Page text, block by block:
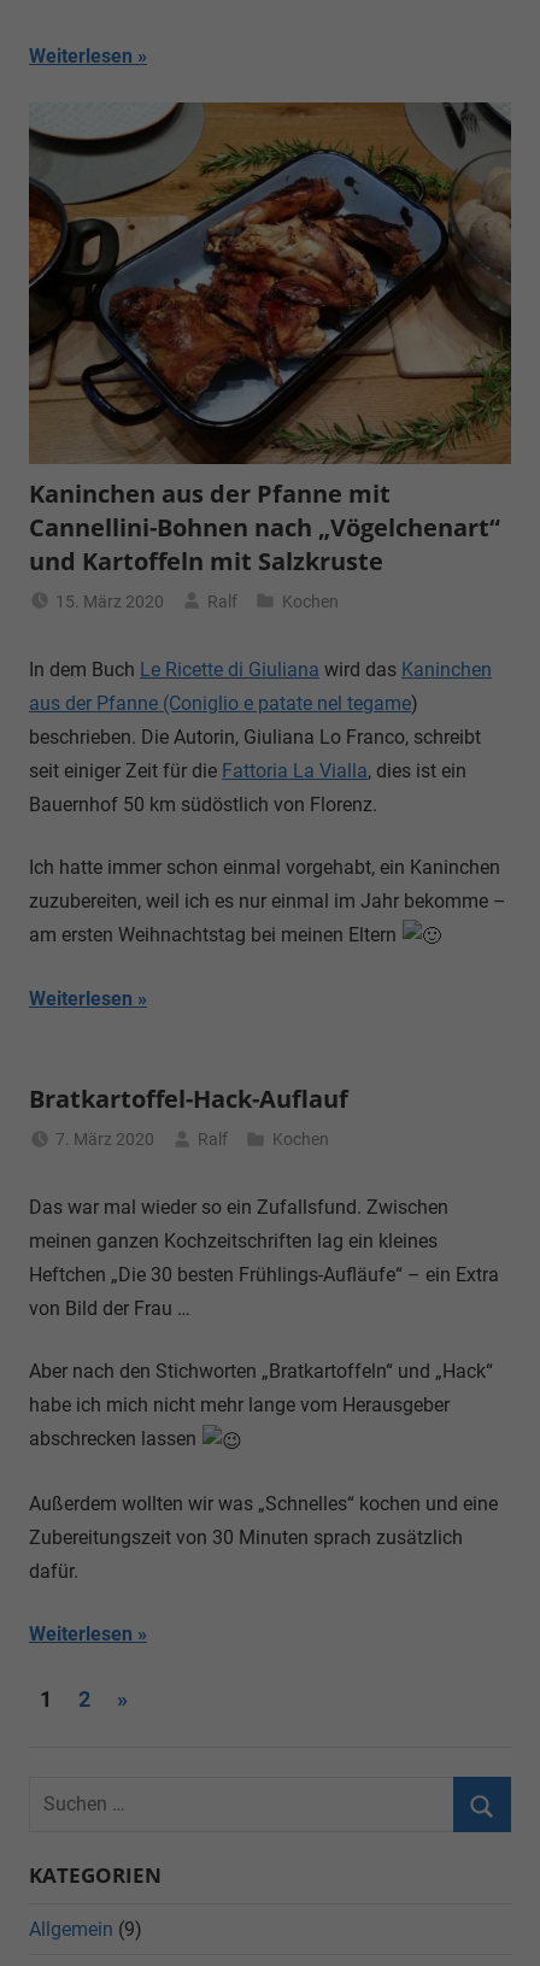
Weiterlesen
Kaninchen aus der Pfanne mit
Cannellini-Bohnen nach „Vögelchenart“
und Kartoffeln mit Salzkruste
15. März 2020 Ralf Kochen
In dem Buch Le Ricette di Giuliana wird das Kaninchen
aus der Pfanne (Coniglio e patate nel tegame)
beschrieben. Die Autorin, Giuliana Lo Franco, schreibt
seit einiger Zeit für die Fattoria La Vialla, dies ist ein
Bauernhof 50 km südöstlich von Florenz.
Ich hatte immer schon einmal vorgehabt, ein Kaninchen
zuzubereiten, weil ich es nur einmal im Jahr bekomme –
am ersten Weihnachtstag bei meinen Eltern
Weiterlesen
Bratkartoffel-Hack-Auflauf
7. März 2020 Ralf Kochen
Das war mal wieder so ein Zufallsfund. Zwischen
meinen ganzen Kochzeitschriften lag ein kleines
Heftchen „Die 30 besten Frühlings-Aufläufe“ – ein Extra
von Bild der Frau …
Aber nach den Stichworten „Bratkartoffeln“ und „Hack“
habe ich mich nicht mehr lange vom Herausgeber
abschrecken lassen
Außerdem wollten wir was „Schnelles“ kochen und eine
Zubereitungszeit von 30 Minuten sprach zusätzlich
dafür.
Weiterlesen
Seitennummerierung
Beiträge
1 2
Nächste
»
KATEGORIEN
Allgemein (9)